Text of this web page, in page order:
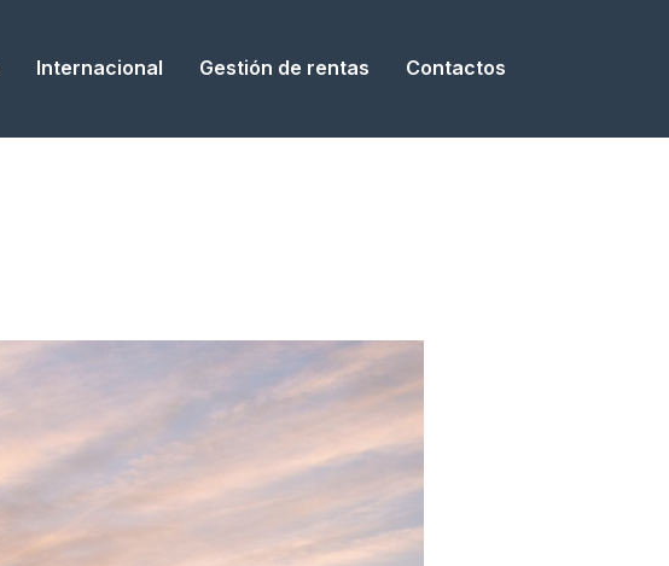
Internacional Gestión de rentas Contactos